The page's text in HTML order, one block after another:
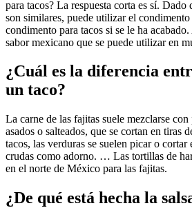
para tacos? La respuesta corta es sí. Dado
son similares, puede utilizar el
condimento para tacos si se le ha
sabor mexicano que se puede utilizar en
¿Cuál es la diferencia
un taco?
La carne de las fajitas suele mezclarse
asados o salteados, que se cortan en tiras
tacos, las verduras se suelen picar o cortar
crudas como adorno. … Las tortillas de
en el norte de México para las fajitas.
¿De qué está hecha la